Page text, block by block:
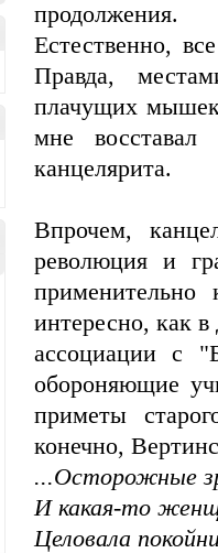
продолжения.
Естественно,
Правда,
плачущих
мне восставал
канцелярита.
Впрочем,
революция и
интересно, как в
ассоциации с
обороняющие
приметы
конечно,
...Осторожные
И какая-то
Целовала